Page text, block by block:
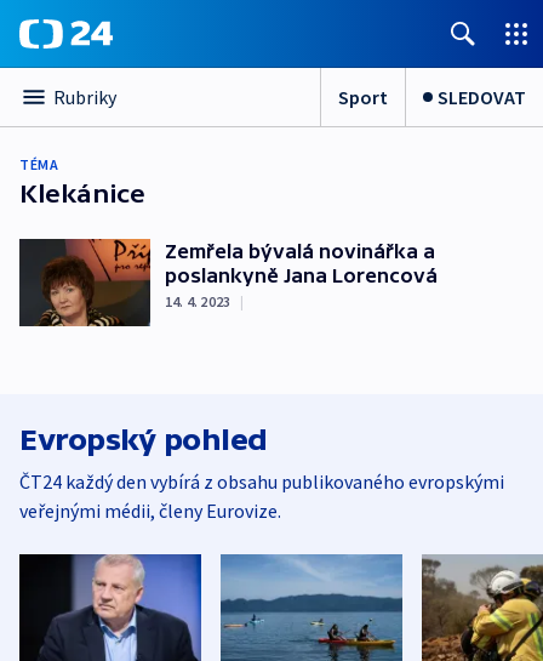
Rubriky Sport SLEDOVAT
TÉMA
Klekánice
Zemřela bývalá novinářka a
poslankyně Jana Lorencová
14. 4. 2023 |
Evropský pohled
ČT24 každý den vybírá z obsahu publikovaného evropskými
veřejnými médii, členy Eurovize.